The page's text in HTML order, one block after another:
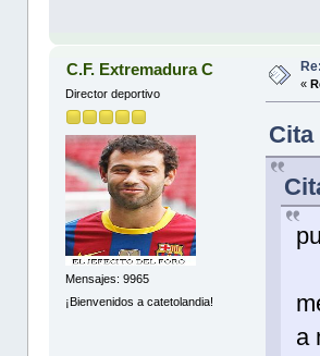
C.F. Extremadura C
Director deportivo
Mensajes: 9965
¡Bienvenidos a catetolandia!
«
Cita
a